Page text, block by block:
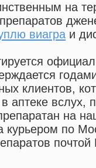
на
виагра и
клиентов,
аптеке вслух,
на
курьером по